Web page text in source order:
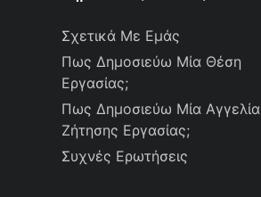
Σχετικά Με Εμάς
Πως Δημοσιεύω Μία Θέση
Εργασίας;
Πως Δημοσιεύω Μία Αγγελία
Ζήτησης Εργασίας;
Συχνές Ερωτήσεις